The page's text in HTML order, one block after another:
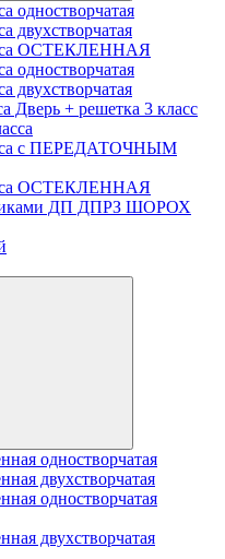
одностворчатая
двухстворчатая
ОСТЕКЛЕННАЯ
одностворчатая
двухстворчатая
Дверь + решетка 3 класс
с ПЕРЕДАТОЧНЫМ
ОСТЕКЛЕННАЯ
ДП ДПРЗ ШОРОХ
одностворчатая
двухстворчатая
одностворчатая
двухстворчатая